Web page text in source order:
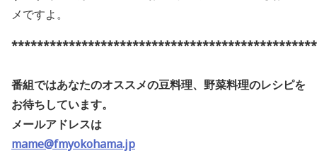
メですよ。
番組ではあなたのオススメの豆料理、野菜料理のレシピを
お待ちしています。
メールアドレスは
mame@fmyokohama.jp